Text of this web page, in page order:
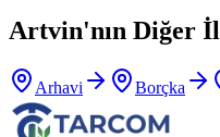
Artvin'nın Diğer
Arhavi Borçka